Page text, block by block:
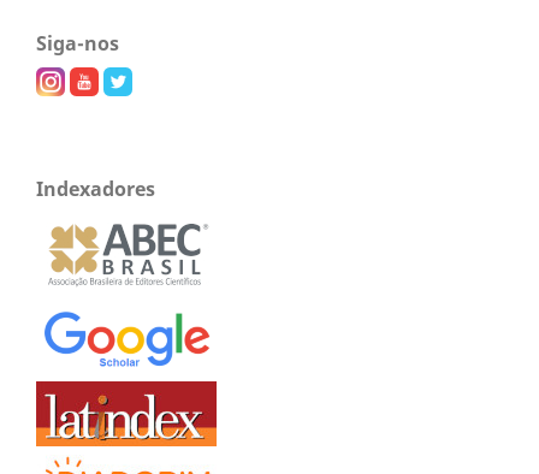
Siga-nos
Indexadores